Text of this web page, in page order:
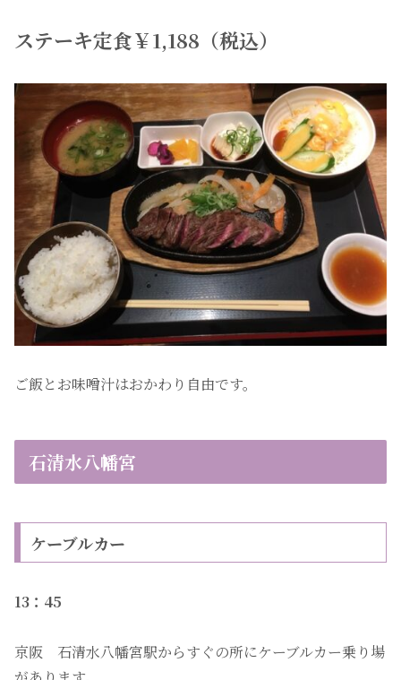
ステーキ定食￥1,188（税込）
ご飯とお味噌汁はおかわり自由です。
石清水八幡宮
ケーブルカー
13：45
京阪 石清水八幡宮駅からすぐの所にケーブルカー乗り場